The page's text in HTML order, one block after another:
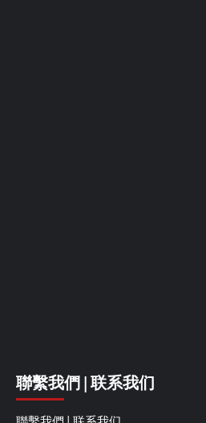
聯繫我們 | 联系我们